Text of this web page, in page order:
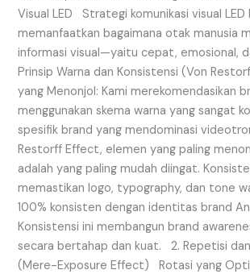
Visual LED Strategi komunikasi visual LED
memanfaatkan bagaimana otak manusia
informasi visual—yaitu cepat, emosional,
Prinsip Warna dan Konsistensi (Von
yang Menonjol: Kami merekomendasikan
menggunakan skema warna yang sangat
spesifik brand yang mendominasi
Restorff Effect, elemen yang paling
adalah yang paling mudah diingat.
memastikan logo, typography, dan tone
100% konsisten dengan identitas brand
Konsistensi ini membangun brand
secara bertahap dan kuat. 2. Repetisi dan
(Mere-Exposure Effect) Rotasi yang